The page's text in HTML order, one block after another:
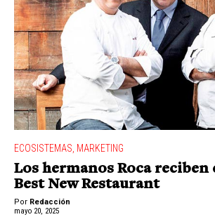
ECOSISTEMAS MARKETING
Los hermanos Roca
Best New Restaurant
Por Redacción
mayo 20, 2025